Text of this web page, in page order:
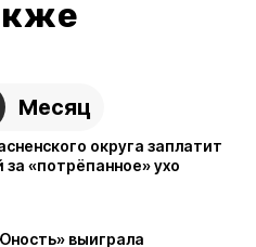
Месяц
округа заплатит
за «потрёпанное» ухо
выиграла